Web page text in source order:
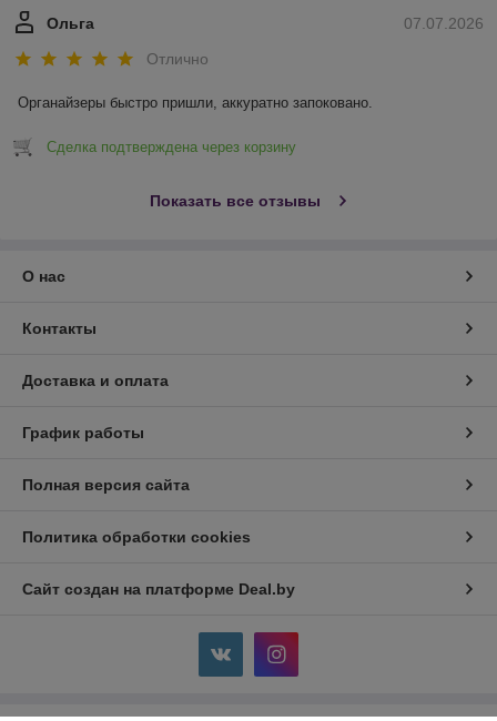
07.07.2026
Ольга
Отлично
Органайзеры быстро пришли, аккуратно запоковано.
Сделка подтверждена через корзину
Показать все отзывы
О нас
Контакты
Доставка и оплата
График работы
Полная версия сайта
Политика обработки cookies
Сайт создан на платформе Deal.by